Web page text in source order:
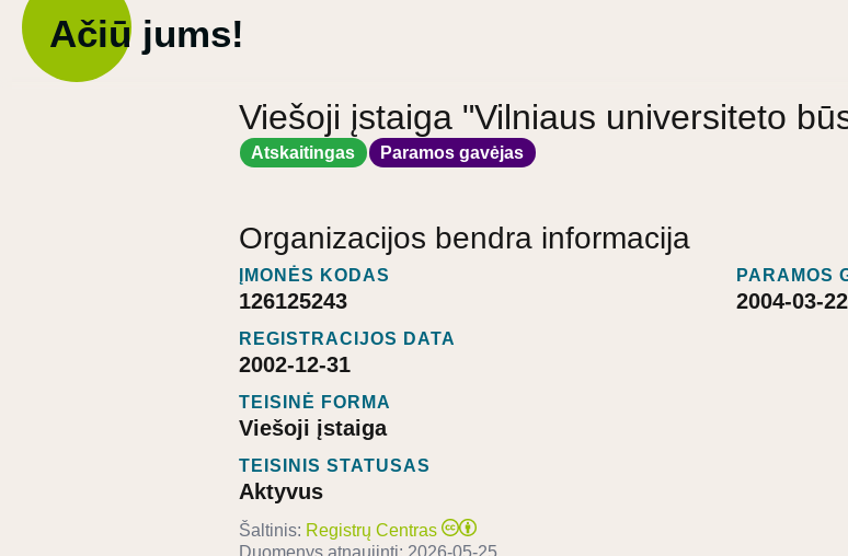
Ačiū jums!
Viešoji įstaiga "Vilniaus universiteto
Atskaitingas Paramos gavėjas
Organizacijos bendra informacija
ĮMONĖS KODAS
126125243
REGISTRACIJOS DATA
2002-12-31
TEISINĖ FORMA
Viešoji įstaiga
TEISINIS STATUSAS
Aktyvus
PARAMOS
2004-03-22
Šaltinis: Registrų Centras